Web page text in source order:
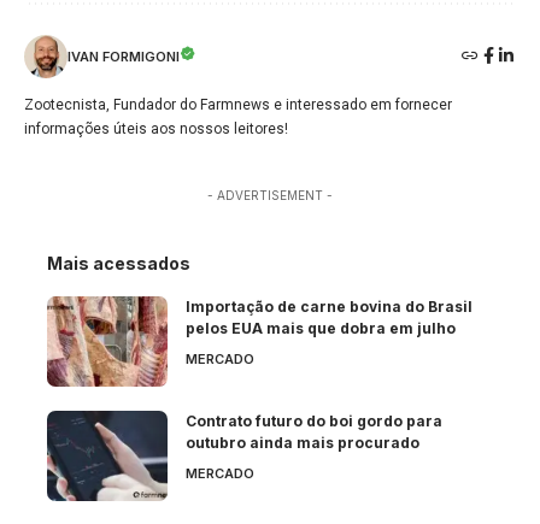
IVAN FORMIGONI
Zootecnista, Fundador do Farmnews e interessado em fornecer
informações úteis aos nossos leitores!
- ADVERTISEMENT -
Mais acessados
Importação de carne bovina do Brasil
pelos EUA mais que dobra em julho
MERCADO
Contrato futuro do boi gordo para
outubro ainda mais procurado
MERCADO